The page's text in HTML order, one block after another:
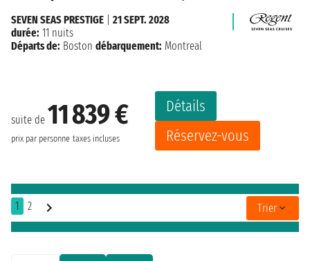
suite de 11 839 €
prix par personne taxes incluses
Détails
Réservez-vous
SEVEN SEAS PRESTIGE
21 SEPT. 2028
durée: 11 nuits
Départs de: Boston débarquement: Montreal
1 2 Trier